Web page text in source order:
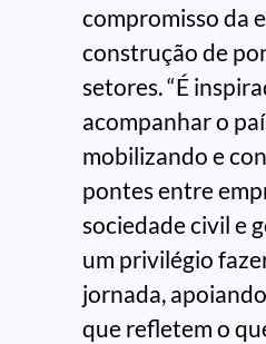
compromisso da
construção de
setores. “É
acompanhar o
mobilizando e
pontes entre
sociedade civil e
um privilégio
jornada,
que refletem o